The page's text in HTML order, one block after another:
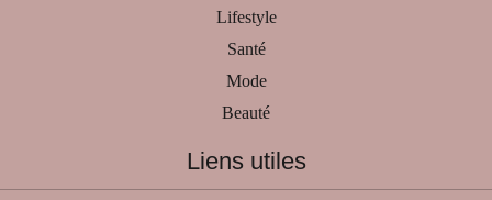
Lifestyle
Santé
Mode
Beauté
Liens utiles